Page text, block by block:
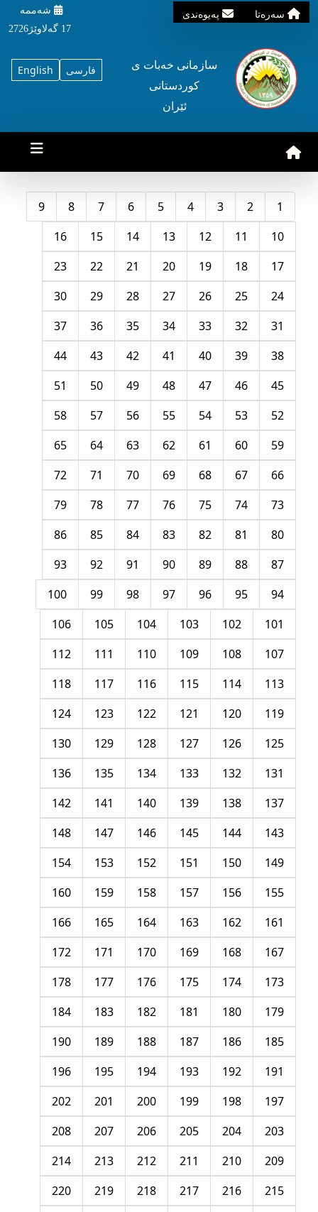
سه‌ره‌تا په‌یوه‌ندی
شه‌ممه‌
17 گه‌لاوێژ2726
English فارسی
سازمانی خه‌بات ی
کوردستانی
ئێران
1
2
3
4
5
6
7
8
9
10
11
12
13
14
15
16
17
18
19
20
21
22
23
24
25
26
27
28
29
30
31
32
33
34
35
36
37
38
39
40
41
42
43
44
45
46
47
48
49
50
51
52
53
54
55
56
57
58
59
60
61
62
63
64
65
66
67
68
69
70
71
72
73
74
75
76
77
78
79
80
81
82
83
84
85
86
87
88
89
90
91
92
93
94
95
96
97
98
99
100
101
102
103
104
105
106
107
108
109
110
111
112
113
114
115
116
117
118
119
120
121
122
123
124
125
126
127
128
129
130
131
132
133
134
135
136
137
138
139
140
141
142
143
144
145
146
147
148
149
150
151
152
153
154
155
156
157
158
159
160
161
162
163
164
165
166
167
168
169
170
171
172
173
174
175
176
177
178
179
180
181
182
183
184
185
186
187
188
189
190
191
192
193
194
195
196
197
198
199
200
201
202
203
204
205
206
207
208
209
210
211
212
213
214
215
216
217
218
219
220